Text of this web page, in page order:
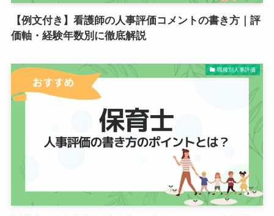
【例文付き】看護師の人事評価コメントの書き方｜評
価軸・経験年数別に徹底解説
職種別人事評価